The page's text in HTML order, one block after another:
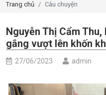
Trang chủ Câu chuyện
Nguyễn Thị Cẩm
gắng vượt lên khốn
27/06/2023 admin